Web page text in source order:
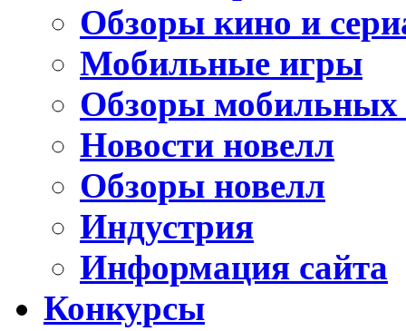
Обзоры кино и
Мобильные игры
Обзоры мобильных
Новости новелл
Обзоры новелл
Индустрия
Информация сайта
Конкурсы